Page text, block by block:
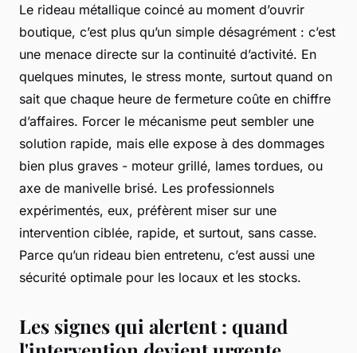
Le rideau métallique coincé au moment d’ouvrir
boutique, c’est plus qu’un simple désagrément : c’est
une menace directe sur la continuité d’activité. En
quelques minutes, le stress monte, surtout quand on
sait que chaque heure de fermeture coûte en chiffre
d’affaires. Forcer le mécanisme peut sembler une
solution rapide, mais elle expose à des dommages
bien plus graves - moteur grillé, lames tordues, ou
axe de manivelle brisé. Les professionnels
expérimentés, eux, préfèrent miser sur une
intervention ciblée, rapide, et surtout, sans casse.
Parce qu’un rideau bien entretenu, c’est aussi une
sécurité optimale pour les locaux et les stocks.
Les signes qui alertent : quand